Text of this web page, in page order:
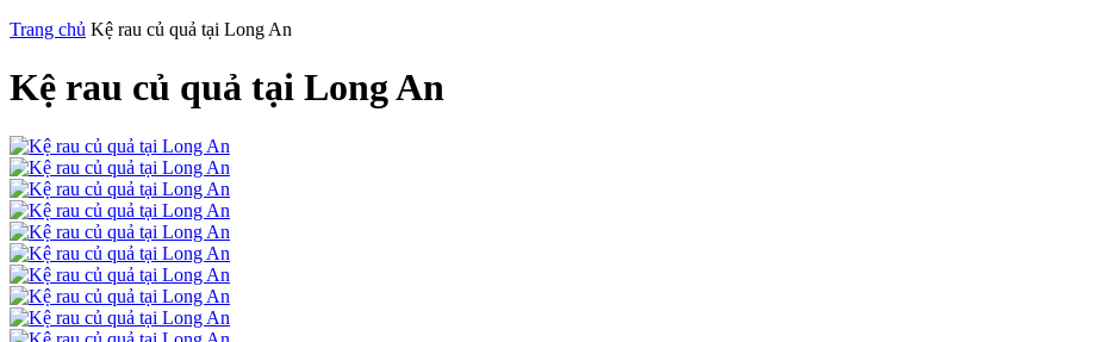
Trang chủ Kệ rau củ quả tại Long An
Kệ rau củ quả tại Long An